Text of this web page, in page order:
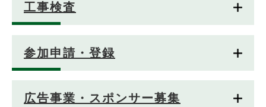
工事検査
参加申請・登録
広告事業・スポンサー募集